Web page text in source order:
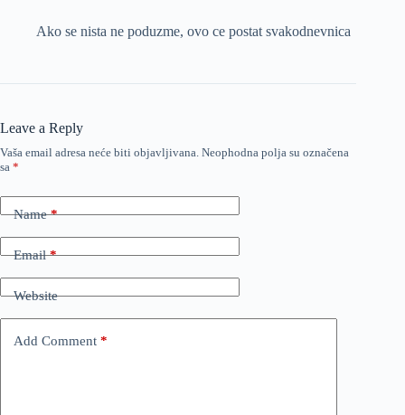
Ako se nista ne poduzme, ovo ce postat svakodnevnica
Leave a Reply
Vaša email adresa neće biti objavljivana. Neophodna polja su označena
sa *
Name*
Email*
Website
Add Comment *